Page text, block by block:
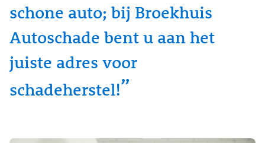
schone auto; bij Broekhuis
Autoschade bent u aan het
juiste adres voor
schadeherstel!